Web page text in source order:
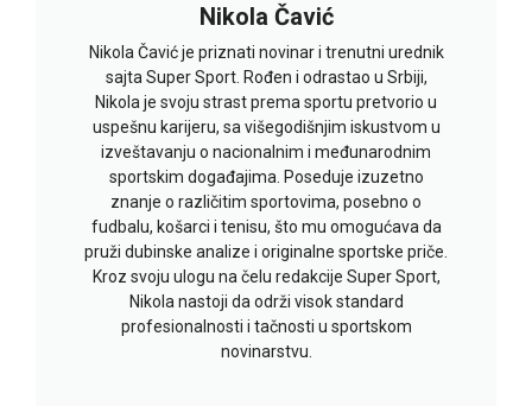
Nikola Čavić
Nikola Čavić je priznati novinar i trenutni urednik
sajta Super Sport. Rođen i odrastao u Srbiji,
Nikola je svoju strast prema sportu pretvorio u
uspešnu karijeru, sa višegodišnjim iskustvom u
izveštavanju o nacionalnim i međunarodnim
sportskim događajima. Poseduje izuzetno
znanje o različitim sportovima, posebno o
fudbalu, košarci i tenisu, što mu omogućava da
pruži dubinske analize i originalne sportske priče.
Kroz svoju ulogu na čelu redakcije Super Sport,
Nikola nastoji da održi visok standard
profesionalnosti i tačnosti u sportskom
novinarstvu.